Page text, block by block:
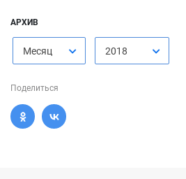
АРХИВ
Месяц 2018
Поделиться